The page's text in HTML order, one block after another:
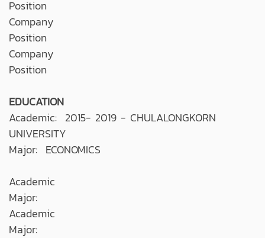
Position
Company
Position
Company
Position
EDUCATION
Academic: 2015- 2019 - CHULALONGKORN
UNIVERSITY
Major: ECONOMICS
Academic
Major:
Academic
Major: